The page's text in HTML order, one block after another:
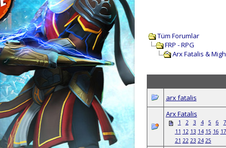
Tüm Forumlar
FRP - RPG
Arx Fatalis &
arx fatalis
Arx Fatalis
1 2 3 4 5 6
7
11 12 13 14 15 16 17
21 22 23 24 25